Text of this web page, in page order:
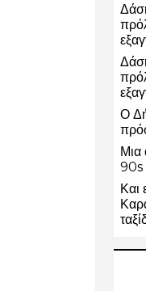
Ο
Μια
90s
Και